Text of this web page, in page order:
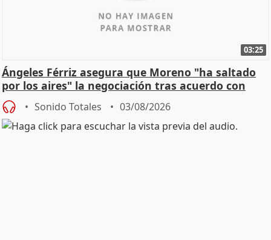
03:25
Ángeles Férriz asegura que Moreno "ha saltado
por los aires" la negociación tras acuerdo con
SMA
Sonido Totales 03/08/2026